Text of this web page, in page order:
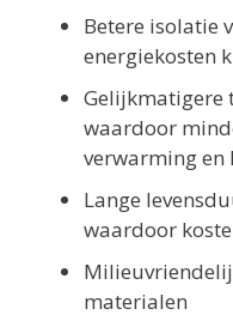
Betere isolatie
energiekosten
Gelijkmatigere
waardoor
verwarming en
Lange
waardoor
materialen